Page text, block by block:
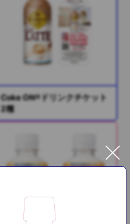
Coke ON®ドリンクチケット
2種